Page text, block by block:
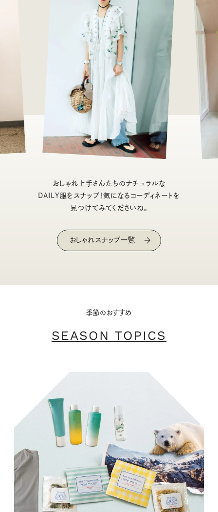
おしゃれ上手さんたちのナチュラルな
DAILY服をスナップ！気になるコーディネートを
見つけてみてくださいね。
おしゃれスナップ一覧
季節のおすすめ
SEASON TOPICS